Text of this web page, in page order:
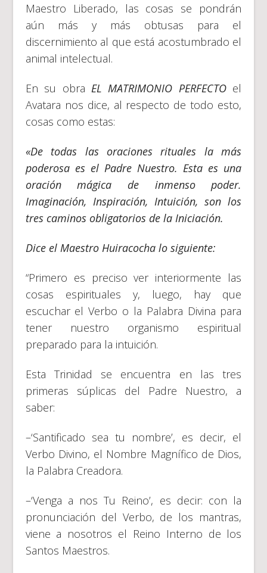
Maestro Liberado, las cosas se pondrán
aún más y más obtusas para el
discernimiento al que está acostumbrado el
animal intelectual.
En su obra EL MATRIMONIO PERFECTOel
Avatara nos dice, al respecto de todo esto,
cosas como estas:
«De todas las oraciones rituales la más
poderosa es el Padre Nuestro. Esta es una
oración mágica de inmenso poder.
Imaginación, Inspiración, Intuición, son los
tres caminos obligatorios de la Iniciación.
Dice el Maestro Huiracocha lo siguiente:
“Primero es preciso ver interiormente las
cosas espirituales y, luego, hay que
escuchar el Verbo o la Palabra Divina para
tener nuestro organismo espiritual
preparado para la intuición.
Esta Trinidad se encuentra en las tres
primeras súplicas del Padre Nuestro, a
saber:
–‘Santificado sea tu nombre’, es decir, el
Verbo Divino, el Nombre Magnífico de Dios,
la Palabra Creadora.
–‘Venga a nos Tu Reino’, es decir: con la
pronunciación del Verbo, de los mantras,
viene a nosotros el Reino Interno de los
Santos Maestros.